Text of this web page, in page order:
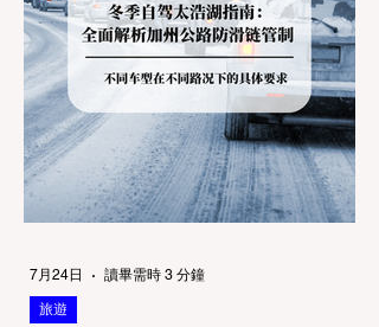
旅遊
7月24日 讀畢需時 3 分鐘